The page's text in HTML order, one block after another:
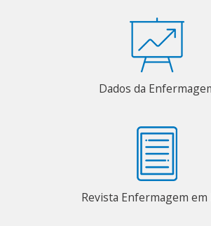
Dados da
Revista Enfermagem em